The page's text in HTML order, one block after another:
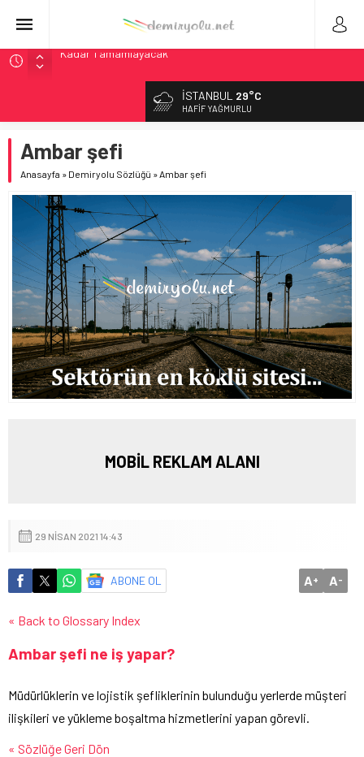
ABD’de CREATE Programı 72,4 Milyon Dolarlık Alt Geçidi
Ukrayna’da Yolcu Trenine İHA Saldırısı: Zamanında Tahliye
DB Modernizasyon Programı: 70. İstasyona Ulaşıldı
GB Railfreight İngiltere’de Lider, Class 99’lar 2026’da Yolda
Kadar Tamamlayacak
İSTANBUL 29°C
HAFIF YAĞMURLU
Ambar şefi
Anasayfa » Demiryolu Sözlüğü »Ambar şefi
MOBİL REKLAM ALANI
29 NISAN 2021 14:43
ABONE OL A+ A-
« Back to Glossary Index
Ambar şefi ne iş yapar?
Müdürlüklerin ve lojistik şefliklerinin bulunduğu yerlerde müşteri
ilişkileri ve yükleme boşaltma hizmetlerini yapan görevli.
« Sözlüğe Geri Dön